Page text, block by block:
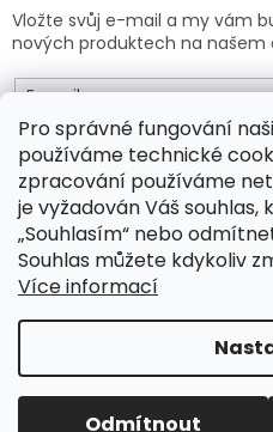
Pro správné fungování
používáme technické
zpracování používáme
je vyžadován Váš
„Souhlasím“ nebo
Souhlas můžete kdykoliv
Více informací
Odmítnout
Vložte svůj e-mail a my vám
nových produktech na našem
E-mail
Vložením e-mailu
PŘIHLÁSIT SE
Copyright 2026Drogeo.cz
Upravit